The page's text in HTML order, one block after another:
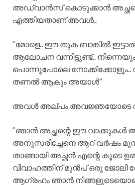
അഡ്വാൻസ് കൊടുക്കാൻ അച്ഛനെ
എത്തിയതാണ് അവൾ..
“മോളെ.. ഈ തുക ബാങ്കിൽ
ആലോചന വന്നിട്ടുണ്ട്..
പൊന്നുപോലെ നോക്കിക്കോളും..
തണൽ ആകും അയാൾ”
അവൾ അല്പം അവജ്ഞയോടെ
“ഞാൻ അച്ഛന്റെ ഈ വാക്കുകൾ
അനുസരിച്ചേനെ ആറ് വർഷം
താങ്ങായി അച്ഛൻ എന്റെ കൂടെ
വിവാഹത്തിന് മുൻപ് ഒരു ജോലി
ആഗ്രഹം ഞാൻ